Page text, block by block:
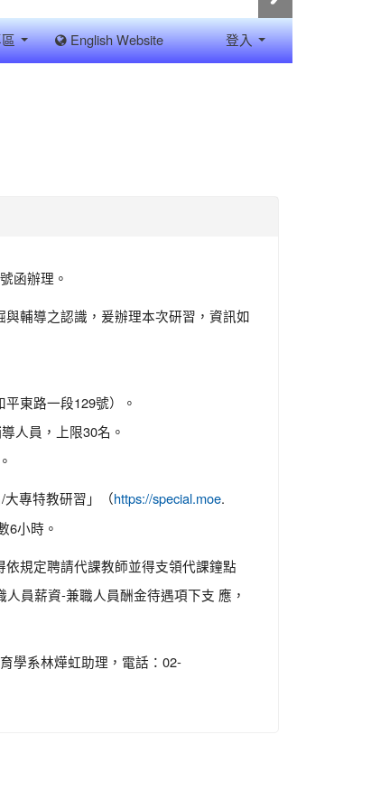
區 English Website 登入
函辦理。
輔導之認識，爰辦理本次研習，資訊如
東路一段129號）。
人員，上限30名。
專特教研習」（ https://special.moe.
6小時。
規定聘請代課教師並得支領代課鐘點
員薪資-兼職人員酬金待遇項下支 應，
學系林燁虹助理，電話：02-